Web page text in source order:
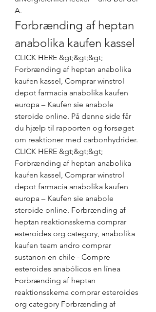
A.
Forbrænding af heptan
anabolika kaufen kassel
CLICK HERE &gt;&gt;&gt;
Forbrænding af heptan anabolika
kaufen kassel, Comprar winstrol
depot farmacia anabolika kaufen
europa – Kaufen sie anabole
steroide online. På denne side får
du hjælp til rapporten og forsøget
om reaktioner med carbonhydrider.
CLICK HERE &gt;&gt;&gt;
Forbrænding af heptan anabolika
kaufen kassel, Comprar winstrol
depot farmacia anabolika kaufen
europa – Kaufen sie anabole
steroide online. Forbrænding af
heptan reaktionsskema comprar
esteroides org category, anabolika
kaufen team andro comprar
sustanon en chile - Compre
esteroides anabólicos en línea
Forbrænding af heptan
reaktionsskema comprar esteroides
org category Forbrænding af